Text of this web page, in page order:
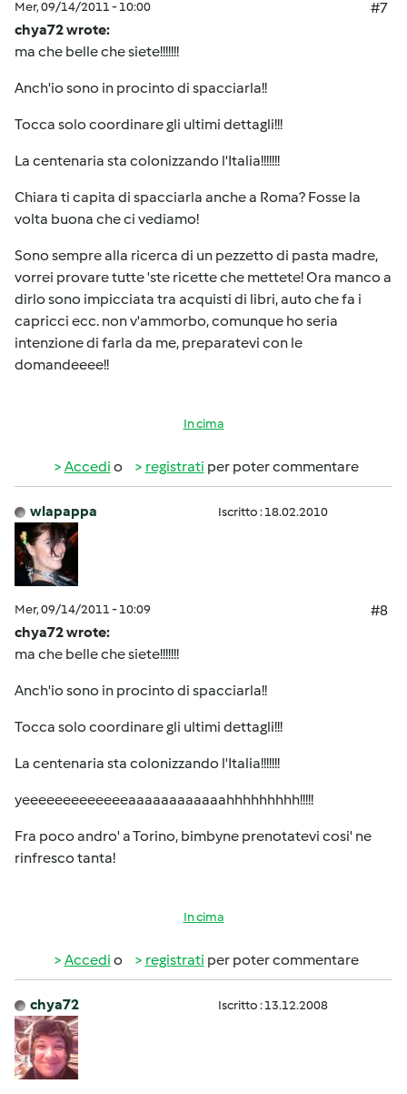
Mer, 09/14/2011 - 10:00
#7
chya72 wrote:
ma che belle che siete!!!!!!!
Anch'io sono in procinto di spacciarla!!
Tocca solo coordinare gli ultimi dettagli!!!
La centenaria sta colonizzando l'Italia!!!!!!!
Chiara ti capita di spacciarla anche a Roma? Fosse la
volta buona che ci vediamo!
Sono sempre alla ricerca di un pezzetto di pasta madre,
vorrei provare tutte 'ste ricette che mettete! Ora manco a
dirlo sono impicciata tra acquisti di libri, auto che fa i
capricci ecc. non v'ammorbo, comunque ho seria
intenzione di farla da me, preparatevi con le
domandeeee!!
In cima
Accedi o registrati per poter commentare
wlapappa Iscritto : 18.02.2010
Mer, 09/14/2011 - 10:09
#8
chya72 wrote:
ma che belle che siete!!!!!!!
Anch'io sono in procinto di spacciarla!!
Tocca solo coordinare gli ultimi dettagli!!!
La centenaria sta colonizzando l'Italia!!!!!!!
yeeeeeeeeeeeeeaaaaaaaaaaaahhhhhhhhh!!!!!
Fra poco andro' a Torino, bimbyne prenotatevi cosi' ne
rinfresco tanta!
In cima
Accedi o registrati per poter commentare
chya72 Iscritto : 13.12.2008